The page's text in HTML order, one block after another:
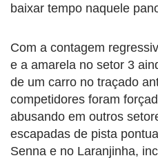
baixar tempo naquele
Com a contagem
e a amarela no setor 3
de um carro no traçado
competidores foram
abusando em outros
escapadas de pista
Senna e no Laranjinha,